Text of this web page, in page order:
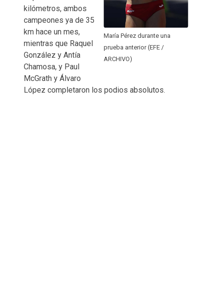
María Pérez durante una
prueba anterior (EFE /
ARCHIVO)
kilómetros, ambos
campeones ya de 35
km hace un mes,
mientras que Raquel
González y Antía
Chamosa, y Paul
McGrath y Álvaro
López completaron los podios absolutos.